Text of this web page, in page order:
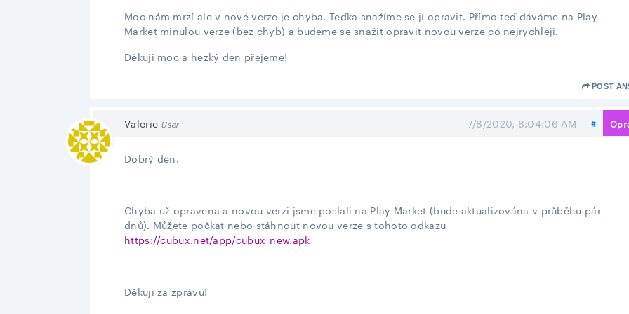
Moc nám mrzí ale v nové verze je chyba. Teďka snažíme se jí opravit. Přímo teď dáváme na Play
Market minulou verze (bez chyb) a budeme se snažit opravit novou verze co nejrychleji.
Děkuji moc a hezký den přejeme!
POST
Valerie User #Share
7/8/2020, 8:04:06 AM
Dobrý den.
Chybа už opravena a novou verzi jsme poslali na Play Market (bude aktualizována v průběhu pár
dnů). Můžete počkat nebo stáhnout novou verze s tohoto odkazu
https://cubux.net/app/cubux_new.apk
Děkuji za zprávu!